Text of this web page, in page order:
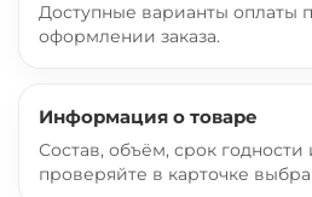
Доступные варианты оплаты
оформлении заказа.
Информация о товаре
Состав, объём, срок
проверяйте в карточке